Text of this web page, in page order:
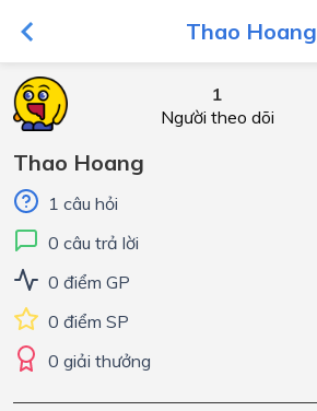
Thao Hoang
1
Người theo dõi
Thao Hoang
1 câu hỏi
0 câu trả lời
0 điểm GP
0 điểm SP
0 giải thưởng